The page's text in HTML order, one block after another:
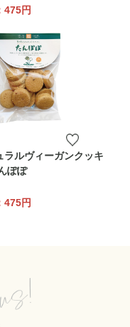
475円
ラルヴィーガンクッキ
ぽぽ
475円